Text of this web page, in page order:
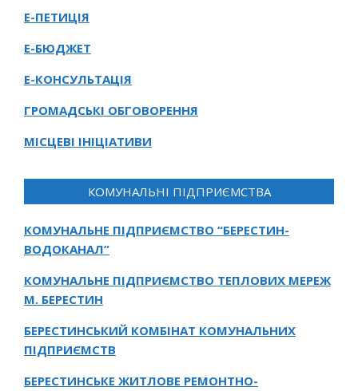
Е-ПЕТИЦІЯ
Е-БЮДЖЕТ
Е-КОНСУЛЬТАЦІЯ
ГРОМАДСЬКІ ОБГОВОРЕННЯ
МІСЦЕВІ ІНІЦІАТИВИ
КОМУНАЛЬНІ ПІДПРИЄМСТВА
КОМУНАЛЬНЕ ПІДПРИЄМСТВО “БЕРЕСТИН-
ВОДОКАНАЛ”
КОМУНАЛЬНЕ ПІДПРИЄМСТВО ТЕПЛОВИХ МЕРЕЖ
М. БЕРЕСТИН
БЕРЕСТИНСЬКИЙ КОМБІНАТ КОМУНАЛЬНИХ
ПІДПРИЄМСТВ
БЕРЕСТИНСЬКЕ ЖИТЛОВЕ РЕМОНТНО-